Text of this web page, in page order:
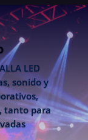
LED
sonido y
tanto para